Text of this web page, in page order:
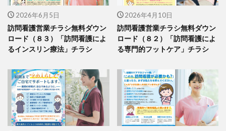
2026年6月5日
訪問看護営業チラシ無料ダウン
ロード（８３）「訪問看護によ
るインスリン療法」チラシ
2026年4月10日
訪問看護営業チラシ無料ダウン
ロード（８２）「訪問看護によ
る専門的フットケア」チラシ